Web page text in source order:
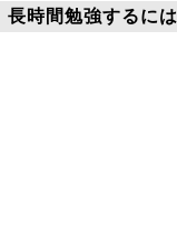
時間勉強するには